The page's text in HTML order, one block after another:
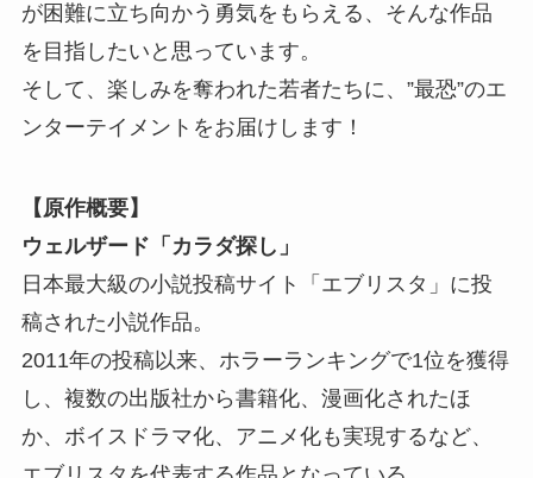
が困難に立ち向かう勇気をもらえる、そんな作品
を目指したいと思っています。
そして、楽しみを奪われた若者たちに、”最恐”のエ
ンターテイメントをお届けします！
【原作概要】
ウェルザード「カラダ探し」
日本最大級の小説投稿サイト「エブリスタ」に投
稿された小説作品。
2011年の投稿以来、ホラーランキングで1位を獲得
し、複数の出版社から書籍化、漫画化されたほ
か、ボイスドラマ化、アニメ化も実現するなど、